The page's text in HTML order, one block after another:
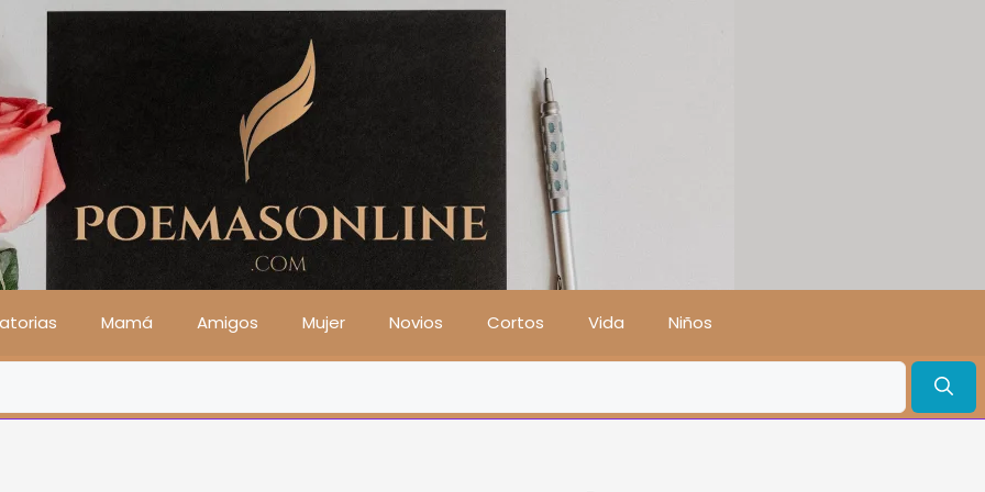
Mamá Amigos Mujer Novios Cortos Vida Niños